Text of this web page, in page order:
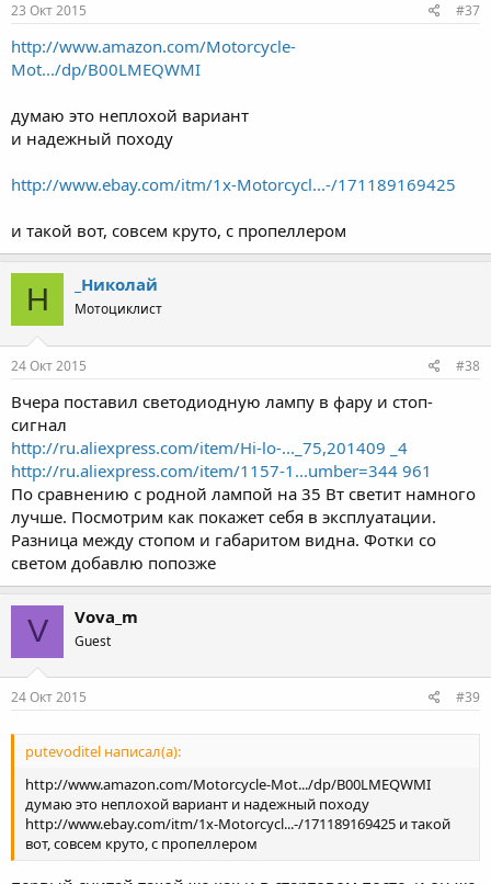
23 Окт 2015 #37
http://www.amazon.com/Motorcycle-
Mot.../dp/B00LMEQWMI
думаю это неплохой вариант
и надежный походу
http://www.ebay.com/itm/1x-Motorcycl...-/171189169425
и такой вот, совсем круто, с пропеллером
Н _Николай
Мотоциклист
24 Окт 2015 #38
Вчера поставил светодиодную лампу в фару и стоп-
сигнал
http://ru.aliexpress.com/item/Hi-lo-..._75,201409 _4
http://ru.aliexpress.com/item/1157-1...umber=344 961
По сравнению с родной лампой на 35 Вт светит намного
лучше. Посмотрим как покажет себя в эксплуатации.
Разница между стопом и габаритом видна. Фотки со
светом добавлю попозже
V Vova_m
Guest
24 Окт 2015 #39
putevoditel написал(а):
http://www.amazon.com/Motorcycle-Mot.../dp/B00LMEQWMI
думаю это неплохой вариант и надежный походу
http://www.ebay.com/itm/1x-Motorcycl...-/171189169425 и такой
вот, совсем круто, с пропеллером